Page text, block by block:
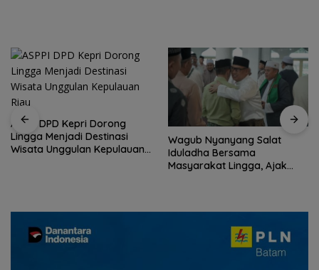
Wagub Nyanyang Salat
Iduladha Bersama
Masyarakat Lingga, Ajak
Peringati HPN 2026,
Komunitas Jurnalis
Gelar Syukuran hingga